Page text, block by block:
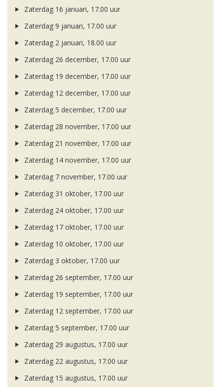
Zaterdag 16 januari, 17.00 uur
Zaterdag 9 januari, 17.00 uur
Zaterdag 2 januari, 18.00 uur
Zaterdag 26 december, 17.00 uur
Zaterdag 19 december, 17.00 uur
Zaterdag 12 december, 17.00 uur
Zaterdag 5 december, 17.00 uur
Zaterdag 28 november, 17.00 uur
Zaterdag 21 november, 17.00 uur
Zaterdag 14 november, 17.00 uur
Zaterdag 7 november, 17.00 uur
Zaterdag 31 oktober, 17.00 uur
Zaterdag 24 oktober, 17.00 uur
Zaterdag 17 oktober, 17.00 uur
Zaterdag 10 oktober, 17.00 uur
Zaterdag 3 oktober, 17.00 uur
Zaterdag 26 september, 17.00 uur
Zaterdag 19 september, 17.00 uur
Zaterdag 12 september, 17.00 uur
Zaterdag 5 september, 17.00 uur
Zaterdag 29 augustus, 17.00 uur
Zaterdag 22 augustus, 17.00 uur
Zaterdag 15 augustus, 17.00 uur